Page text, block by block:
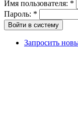
Имя пользователя: *
Пароль: *
Запросить